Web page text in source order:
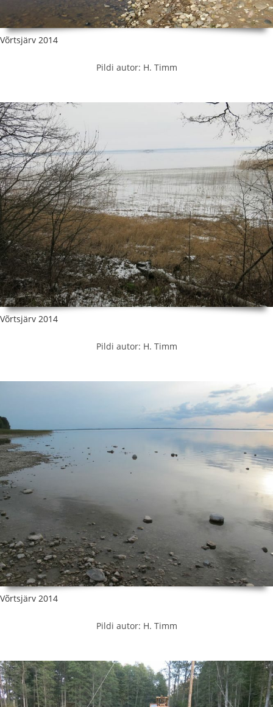
Võrtsjärv 2014
Pildi autor: H. Timm
Võrtsjärv 2014
Pildi autor: H. Timm
Võrtsjärv 2014
Pildi autor: H. Timm